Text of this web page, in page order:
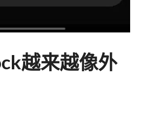
越来越像外